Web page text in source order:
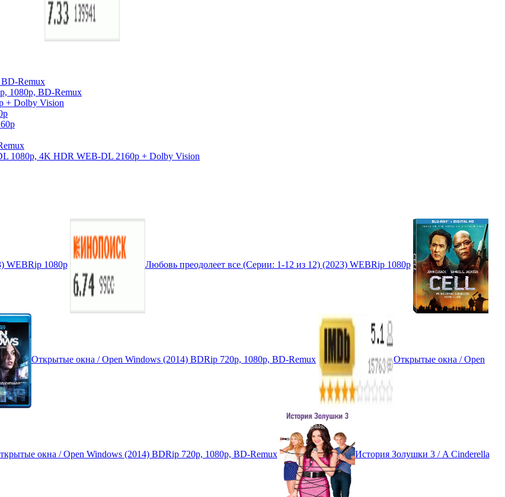
Remux
1080p, BD-Remux
+ Dolby Vision
1080p, 4K HDR WEB-DL 2160p + Dolby Vision
WEBRip 1080p Любовь преодолеет все (Серии: 1-12 из 12) (2023) WEBRip 1080p
Открытые окна / Open Windows (2014) BDRip 720p, 1080p, BD-Remux Открытые окна / Open
окна / Open Windows (2014) BDRip 720p, 1080p, BD-Remux История Золушки 3 / A Cinderella